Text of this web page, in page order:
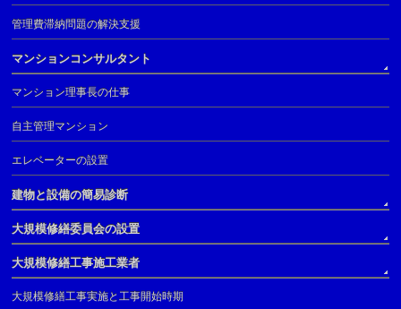
管理費滞納問題の解決支援
マンションコンサルタント
マンション理事長の仕事
自主管理マンション
エレベーターの設置
建物と設備の簡易診断
大規模修繕委員会の設置
大規模修繕工事施工業者
大規模修繕工事実施と工事開始時期